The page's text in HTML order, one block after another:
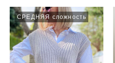
СРЕДНЯЯ сложность